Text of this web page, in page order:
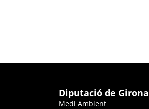
Diputació de Girona
Medi Ambient